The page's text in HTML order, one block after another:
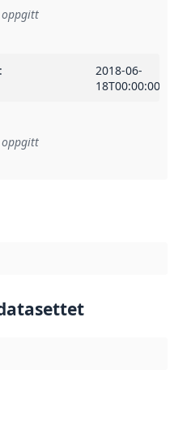
:
2018-06-
18T00:00:00Z
til ei implementeringsregel eller